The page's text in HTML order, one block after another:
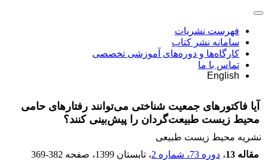
فهرست نشریات
سامانه نشر کتاب
کارگاه‌ها و دوره‌های آموزشی تخصصی
تماس با ما
English
آیا فاکتورهای جمعیت شناختی می‌توانند رفتارهای حامی
محیط زیست طبیعت‌گردان را پیش‌بینی کنند؟
نشریه محیط زیست طبیعی
مقاله 13
، دوره 73، شماره 2 ، تابستان 1399 ، صفحه 369-382